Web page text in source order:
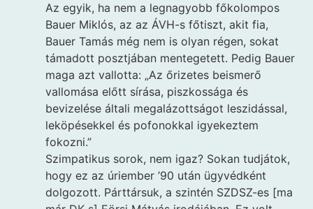
Az egyik, ha nem a legnagyobb főkolompos
Bauer Miklós, az az ÁVH-s főtiszt, akit fia,
Bauer Tamás még nem is olyan régen, sokat
támadott posztjában mentegetett. Pedig Bauer
maga azt vallotta: „Az őrizetes beismerő
vallomása előtt sírása, piszkossága és
bevizelése általi megalázottságot leszidással,
leköpésekkel és pofonokkal igyekeztem
fokozni.”
Szimpatikus sorok, nem igaz? Sokan tudjátok,
hogy ez az úriember ’90 után ügyvédként
dolgozott. Párttársuk, a szintén SZDSZ-es [ma